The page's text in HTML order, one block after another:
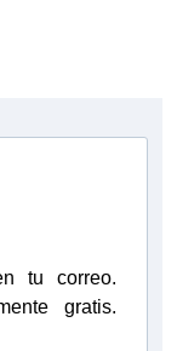
tu correo.
gratis.